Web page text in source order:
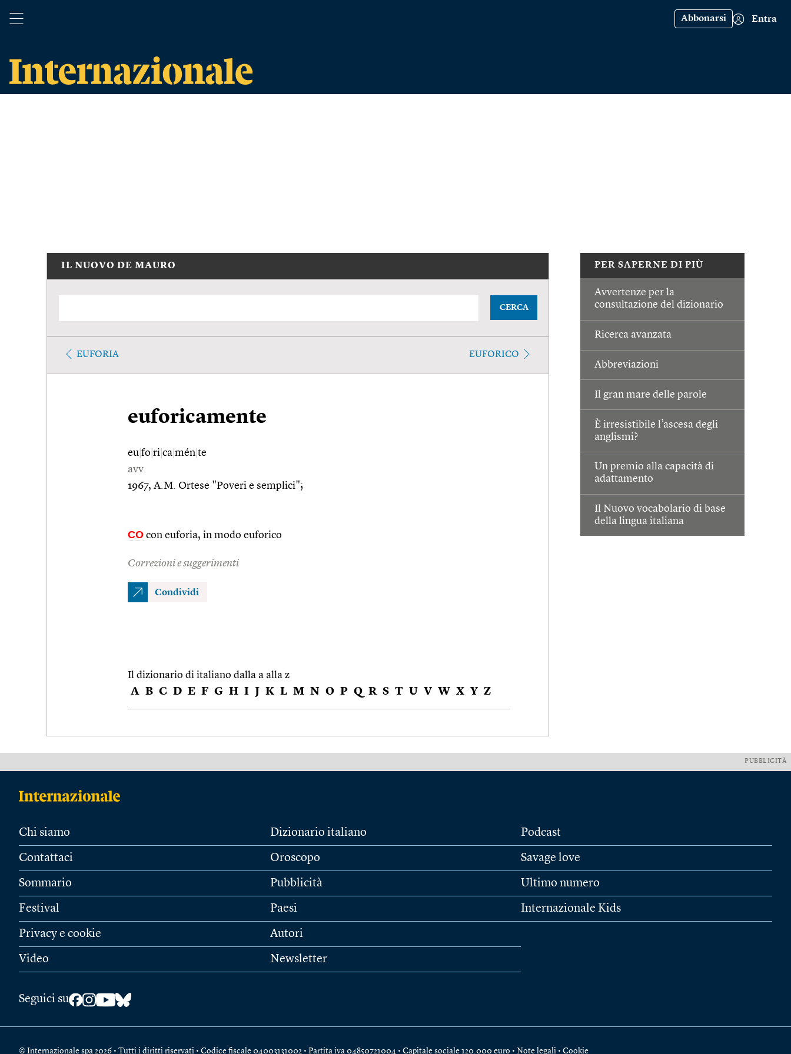
Abbonarsi Entra
PER SAPERNE DI PIÙ
Avvertenze per la
consultazione del dizionario
Ricerca avanzata
Abbreviazioni
Il gran mare delle parole
È irresistibile l’ascesa degli
anglismi?
Un premio alla capacità di
adattamento
Il Nuovo vocabolario di base
della lingua italiana
IL NUOVO DE MAURO
CERCA
EUFORIA EUFORICO
euforicamente
eu fo ri ca mén te
avv.
1967, A.M. Ortese "Poveri e semplici";
CO con euforia, in modo euforico
Correzioni e suggerimenti
Condividi
Il dizionario di italiano dalla a alla z
A B C D E F G H I J K L M N O P Q R S T U V W X Y Z
PUBBLICITÀ
Chi siamo
Contattaci
Sommario
Festival
Privacy e cookie
Video
Dizionario italiano
Oroscopo
Pubblicità
Paesi
Autori
Newsletter
Podcast
Savage love
Ultimo numero
Internazionale Kids
Seguici su
© Internazionale spa 2026 • Tutti i diritti riservati • Codice fiscale 04003131002 • Partita iva 04850721004 • Capitale sociale 120.000 euro • Note legali • Cookie